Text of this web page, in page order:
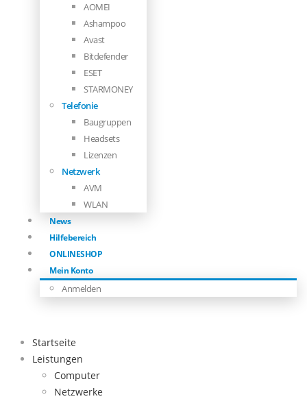
AOMEI
Ashampoo
Avast
Bitdefender
ESET
STARMONEY
Telefonie
Baugruppen
Headsets
Lizenzen
Netzwerk
AVM
WLAN
News
Hilfebereich
ONLINESHOP
Mein Konto
Anmelden
Startseite
Leistungen
Computer
Netzwerke